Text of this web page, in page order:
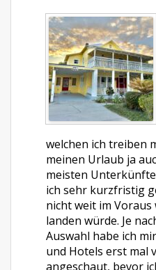
welchen ich treiben
meinen Urlaub ja
meisten
ich sehr kurzfristig
nicht weit im Voraus
landen würde. Je
Auswahl habe ich
und Hotels erst mal
angeschaut, bevor